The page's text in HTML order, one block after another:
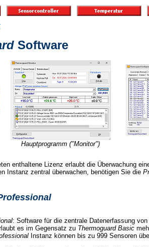
: Software für die zentrale Datenerfassung
es im Gegensatz zu Thermoguard Basic
Instanz können bis zu 999 Sensoren
Software
Hauptprogramm ("Monitor")
enthaltene Lizenz erlaubt die Überwachung
Instanz zentral überwachen, benötigen Sie die